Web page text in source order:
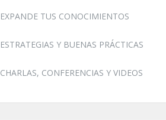
EXPANDE TUS CONOCIMIENTOS
ESTRATEGIAS Y BUENAS PRÁCTICAS
CHARLAS, CONFERENCIAS Y VIDEOS